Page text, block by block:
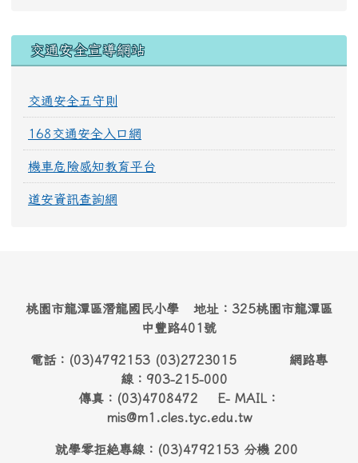
交通安全宣導網站
交通安全五守則
168交通安全入口網
機車危險感知教育平台
道安資訊查詢網
桃園市龍潭區潛龍國民小學 地址：325桃園市龍潭區
中豐路401號
電話：(03)4792153 (03)2723015 網路專
線：903-215-000
傳真：(03)4708472 E- MAIL：
mis@m1.cles.tyc.edu.tw
就學零拒絶專線：(03)4792153 分機 200